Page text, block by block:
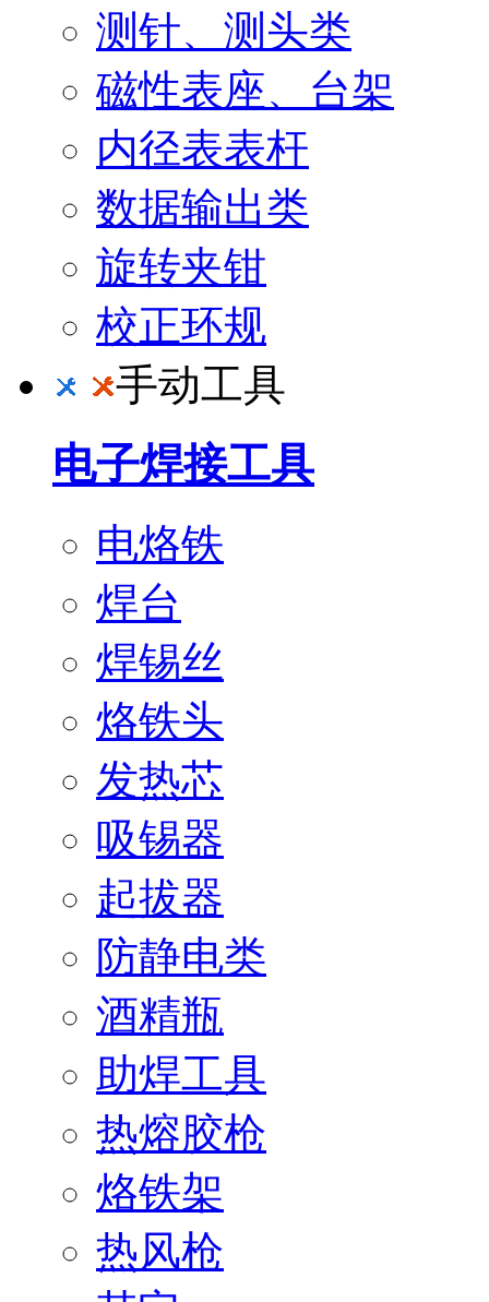
测针、测头类
磁性表座、台架
内径表表杆
数据输出类
旋转夹钳
校正环规
手动工具
电子焊接工具
电烙铁
焊台
焊锡丝
烙铁头
发热芯
吸锡器
起拔器
防静电类
酒精瓶
助焊工具
热熔胶枪
烙铁架
热风枪